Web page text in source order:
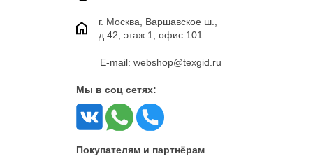
г. Москва, Варшавское ш.,
д.42, этаж 1, офис 101
E-mail: webshop@texgid.ru
Мы в соц сетях:
Покупателям и партнёрам